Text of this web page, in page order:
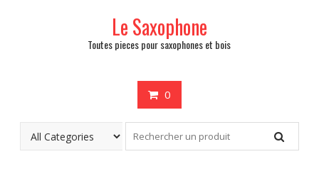
Le Saxophone
Toutes pieces pour saxophones et bois
0